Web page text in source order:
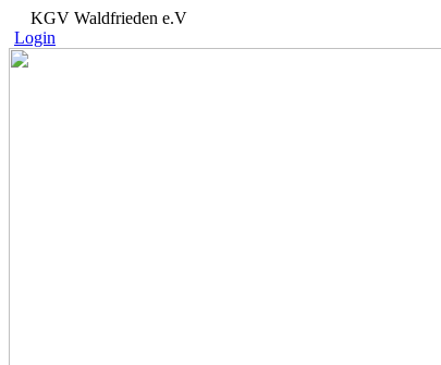
KGV Waldfrieden e.V
Login